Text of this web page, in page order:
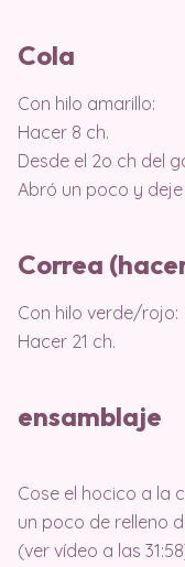
Cola
Con hilo amarillo:
Hacer 8 ch.
Desde el 2o ch del
Abró un poco y
Correa
Con hilo verde/rojo:
Hacer 21 ch.
ensamblaje
Cose el hocico a la
un poco de relleno
(ver vídeo a las